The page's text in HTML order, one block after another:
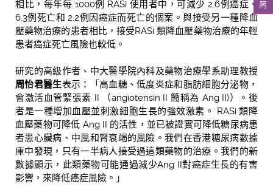
简
相比，每年每 1000例 RASi 使用者中，可減少 2.6例癌症、
6.3例死亡和 2.2例因癌症而死亡的個案。與接受另一種降血
壓藥物治療的患者相比，接受RASi 類降血壓藥物治療的年輕
患者癌症死亡風險也較低。
研究的高級作者、 中大醫學院內科及藥物治療學系助理教授
周怡君醫生表示：「高血糖、低度炎症和脂肪細胞分泌物，
會激活血管緊張素 II （angiotensin II 簡稱為 Ang II)）。後
者是一種增加血壓並刺激細胞生長的強效激素。 RASi 類降
血壓藥物可降低 Ang II 的活性，並已被證實可降低糖尿病患
者患心臟病、中風和腎衰竭的風險。我們在香港糖尿病數據
庫中發現，只有一半病人接受過這類藥物的治療。我們的新
數據顯示，此類藥物可能通過減少Ang II對癌症生長的有害
影響，來降低癌症風險。」